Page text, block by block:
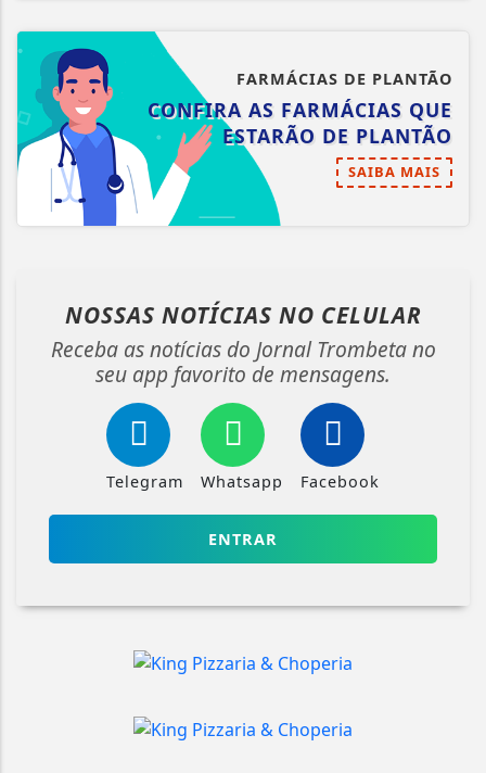
FARMÁCIAS DE PLANTÃO
CONFIRA AS FARMÁCIAS QUE
ESTARÃO DE PLANTÃO
SAIBA MAIS
NOSSAS NOTÍCIAS NO CELULAR
Receba as notícias do Jornal Trombeta no
seu app favorito de mensagens.
Telegram Whatsapp Facebook
ENTRAR